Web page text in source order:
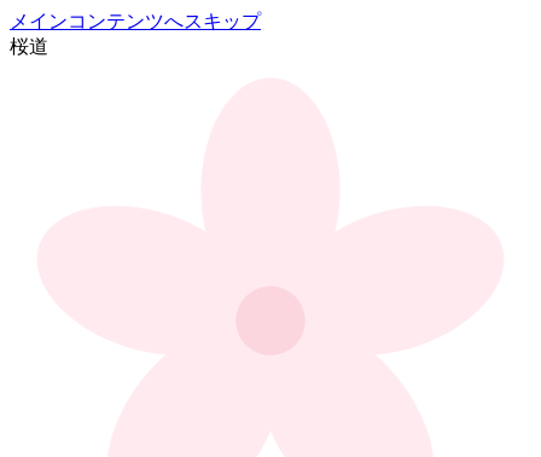
メインコンテンツへスキップ
桜道